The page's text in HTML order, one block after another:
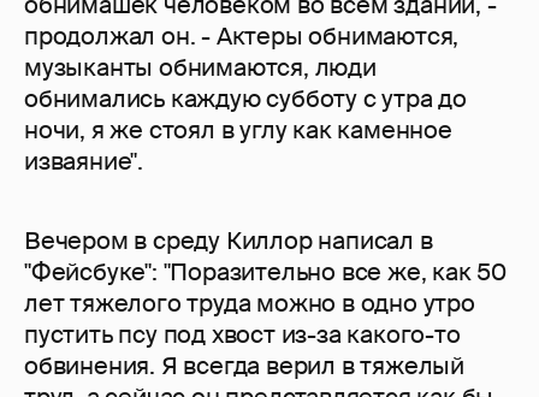
продолжал он. - Актеры обнимаются,
музыканты обнимаются, люди
обнимались каждую субботу с утра до
ночи, я же стоял в углу как каменное
изваяние".
Вечером в среду Киллор написал в
"Фейсбуке": "Поразительно все же, как 50
лет тяжелого труда можно в одно утро
пустить псу под хвост из-за какого-то
обвинения. Я всегда верил в тяжелый